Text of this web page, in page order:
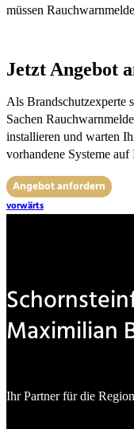
müssen
Jetzt Angebot
Als Brandschutzexperte
Sachen
installieren und warten
vorhandene Systeme
Angebot anfordern
vorwärts
Maximilian
Ihr Partner für die